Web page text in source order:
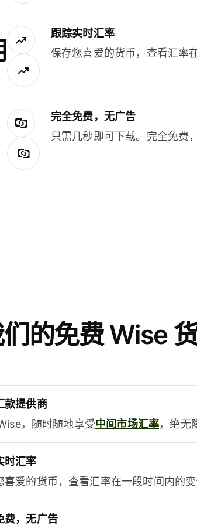
跟踪实时汇率
保存您喜爱的货币，查看汇率
完全免费，无广告
只需几秒即可下载。完全免费
的免费 Wise
款提供商
，随时随地享受中间市场汇率，绝无
时汇率
喜爱的货币，查看汇率在一段时间内的变
费，无广告